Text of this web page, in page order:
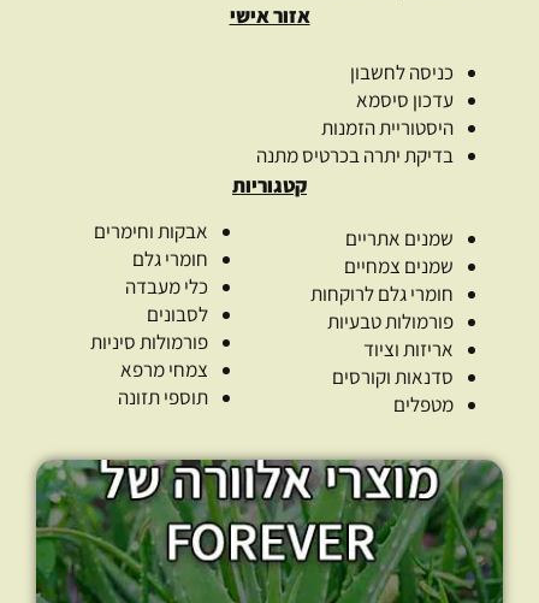
אזור אישי
כניסה לחשבון
עדכון סיסמא
היסטוריית הזמנות
בדיקת יתרה בכרטיס מתנה
קטגוריות
שמנים אתריים
שמנים צמחיים
חומרי גלם לרוקחות
פורמולות טבעיות
אריזות וציוד
סדנאות וקורסים
מטפלים
אבקות וחימרים
חומרי גלם
כלי מעבדה
לסבונים
פורמולות סיניות
צמחי מרפא
תוספי תזונה